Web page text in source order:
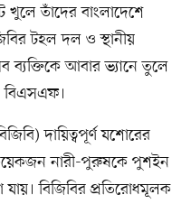
তাঁদের বাংলাদেশে
টহল দল ও স্থানীয়
ব্যক্তিকে আবার ভ্যানে তুলে
বিএসএফ।
দায়িত্বপূর্ণ যশোরের
নারী-পুরুষকে পুশইন
যায়। বিজিবির প্রতিরোধমূলক